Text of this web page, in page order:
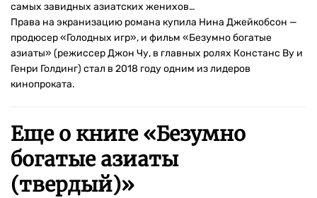
самых завидных азиатских женихов…
Права на экранизацию романа купила Нина Джейкобсон —
продюсер «Голодных игр», и фильм «Безумно богатые
азиаты» (режиссер Джон Чу, в главных ролях Констанс Ву и
Генри Голдинг) стал в 2018 году одним из лидеров
кинопроката.
Еще о книге «Безумно
богатые азиаты
(твердый)»